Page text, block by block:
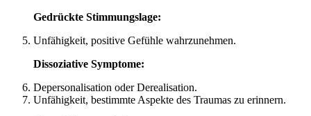
Gedrückte Stimmungslage:
Unfähigkeit, positive Gefühle wahrzunehmen.
Dissoziative Symptome:
Depersonalisation oder Derealisation.
Unfähigkeit, bestimmte Aspekte des Traumas zu erinnern.